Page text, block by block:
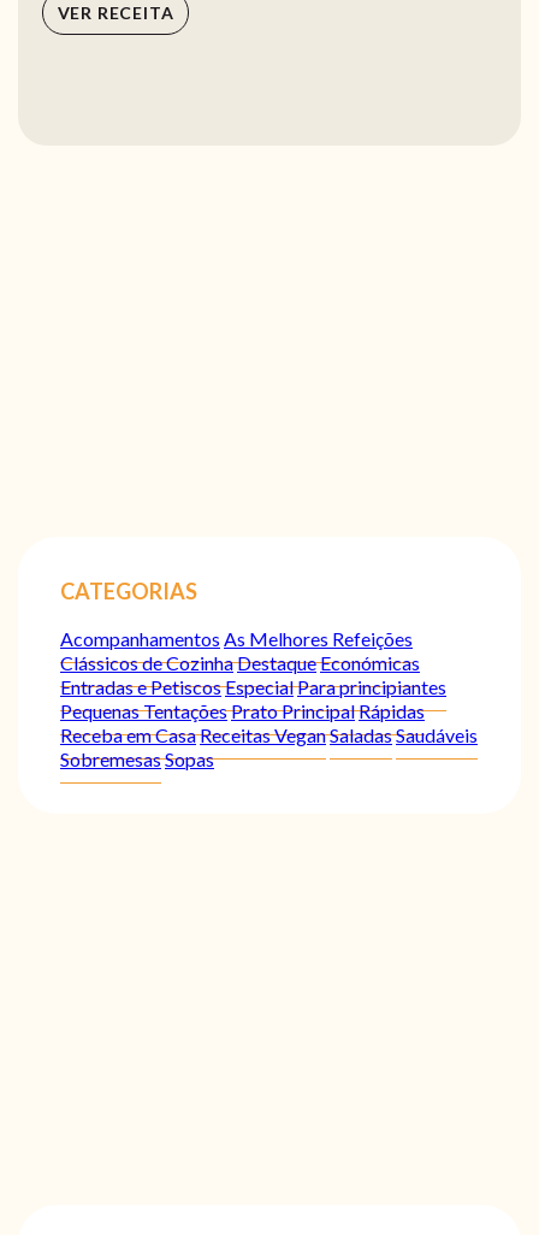
VER RECEITA
CATEGORIAS
Acompanhamentos As Melhores Refeições
Clássicos de CozinhaDestaqueEconómicas
Entradas e PetiscosEspecialPara principiantes
Pequenas TentaçõesPrato PrincipalRápidas
Receba em CasaReceitas VeganSaladasSaudáveis
SobremesasSopas